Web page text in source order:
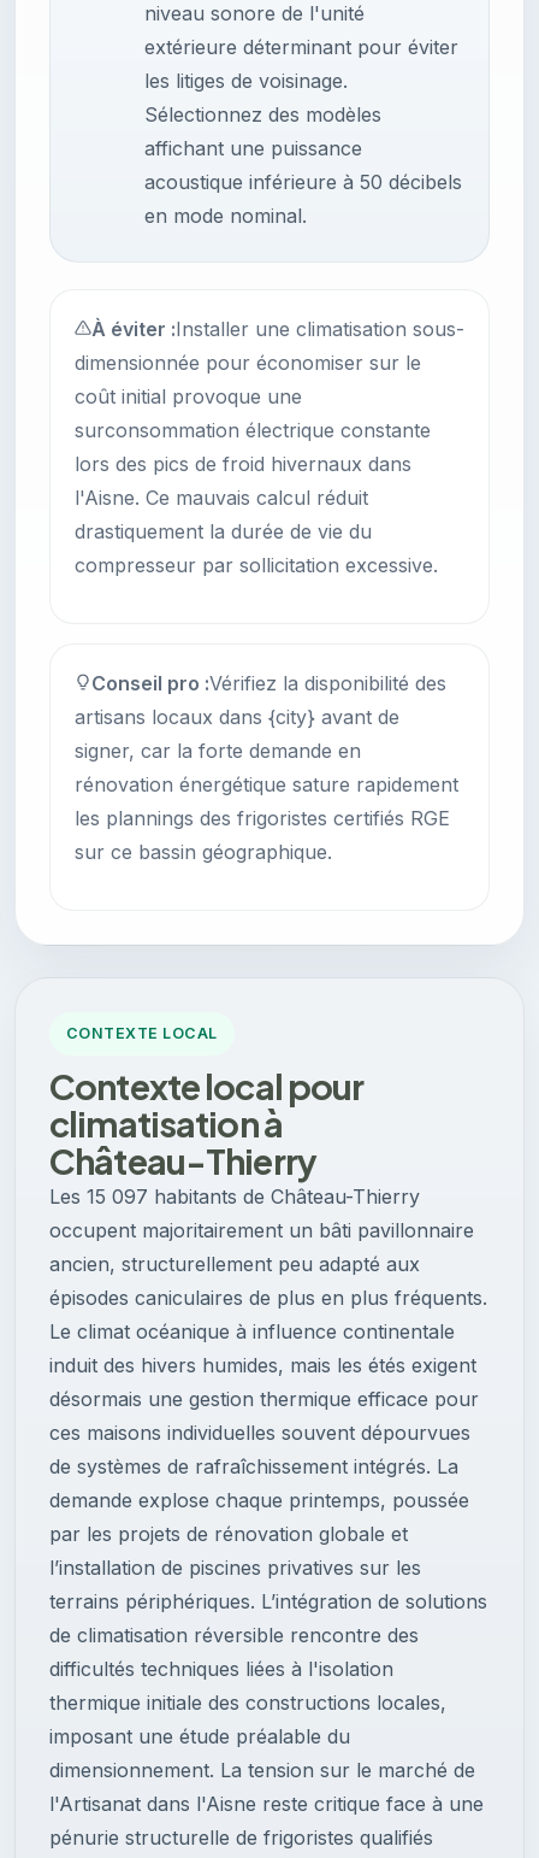
niveau sonore de l'unité
extérieure déterminant pour éviter
les litiges de voisinage.
Sélectionnez des modèles
affichant une puissance
acoustique inférieure à 50 décibels
en mode nominal.
À éviter :Installer une climatisation sous-
dimensionnée pour économiser sur le
coût initial provoque une
surconsommation électrique constante
lors des pics de froid hivernaux dans
l'Aisne. Ce mauvais calcul réduit
drastiquement la durée de vie du
compresseur par sollicitation excessive.
Conseil pro :Vérifiez la disponibilité des
artisans locaux dans {city} avant de
signer, car la forte demande en
rénovation énergétique sature rapidement
les plannings des frigoristes certifiés RGE
sur ce bassin géographique.
CONTEXTE LOCAL
Contexte local pour
climatisation à
Château-Thierry
Les 15 097 habitants de Château-Thierry
occupent majoritairement un bâti pavillonnaire
ancien, structurellement peu adapté aux
épisodes caniculaires de plus en plus fréquents.
Le climat océanique à influence continentale
induit des hivers humides, mais les étés exigent
désormais une gestion thermique efficace pour
ces maisons individuelles souvent dépourvues
de systèmes de rafraîchissement intégrés. La
demande explose chaque printemps, poussée
par les projets de rénovation globale et
l’installation de piscines privatives sur les
terrains périphériques. L’intégration de solutions
de climatisation réversible rencontre des
difficultés techniques liées à l'isolation
thermique initiale des constructions locales,
imposant une étude préalable du
dimensionnement. La tension sur le marché de
l'Artisanat dans l'Aisne reste critique face à une
pénurie structurelle de frigoristes qualifiés